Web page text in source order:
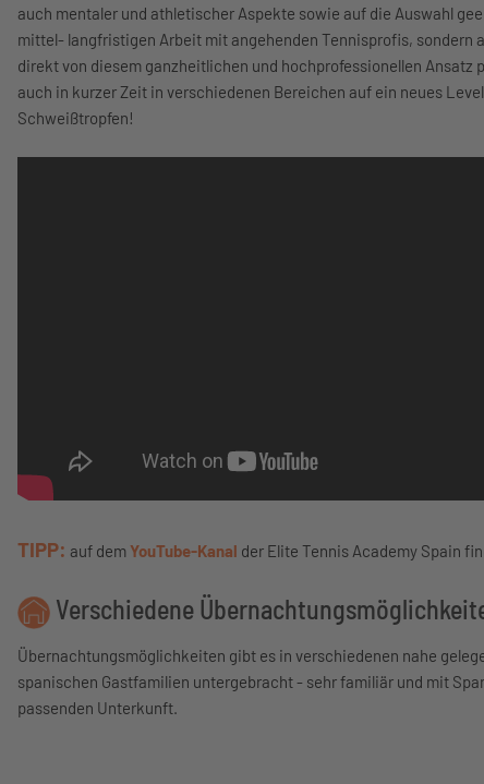
auch mentaler und athletischer Aspekte sowie auf die Auswahl
mittel- langfristigen Arbeit mit angehenden Tennisprofis, sondern
direkt von diesem ganzheitlichen und hochprofessionellen
auch in kurzer Zeit in verschiedenen Bereichen auf ein neues
Schweißtropfen!
TIPP: auf demYouTube-Kanal der Elite Tennis Academy Spain
Verschiedene
Übernachtungsmöglichkeiten gibt es in verschiedenen nahe
spanischen Gastfamilien untergebracht - sehr familiär und mit
passenden Unterkunft.